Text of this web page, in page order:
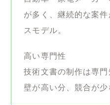
が多く、継続的な案
スモデル。
高い専門性
技術文書の制作は専
壁が高い分、競合が少